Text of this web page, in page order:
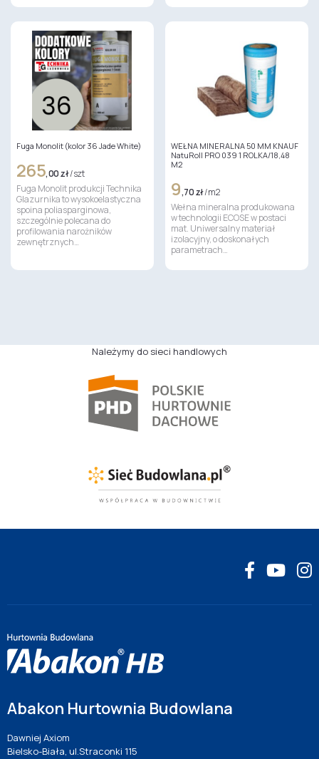
Fuga Monolit (kolor 36 Jade White)
265,00 zł/ szt
Fuga Monolit produkcji Technika
Glazurnika to wysokoelastyczna
spoina poliasparginowa,
szczególnie polecana do
profilowania narożników
zewnętrznych…
WEŁNA MINERALNA 50 MM KNAUF
NatuRoll PRO 039 1 ROLKA/18,48
M2
9,70 zł/ m2
Wełna mineralna produkowana
w technologii ECOSE w postaci
mat. Uniwersalny materiał
izolacyjny, o doskonałych
parametrach…
Należymy do sieci handlowych
Abakon Hurtownia Budowlana
Dawniej Axiom
Bielsko-Biała, ul.Straconki 115